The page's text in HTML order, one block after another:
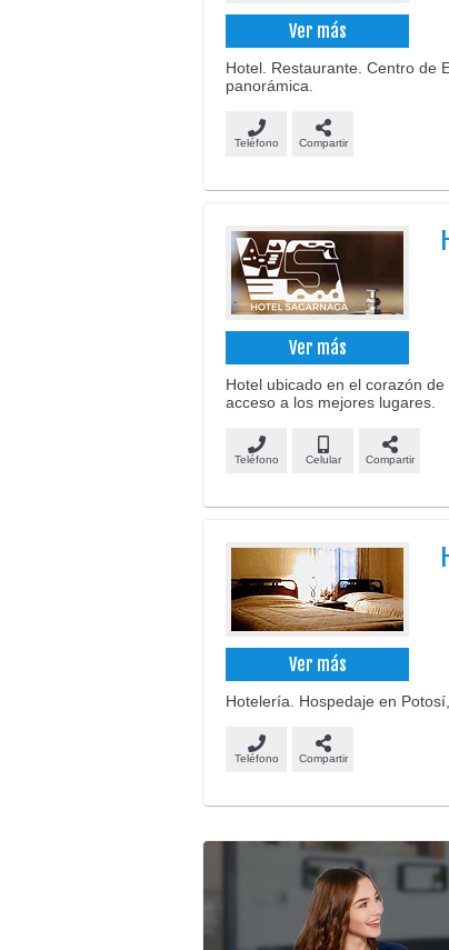
Ver más
Hotel. Restaurante. Centro de
panorámica.
Teléfono Compartir
Ver más
Hotel ubicado en el corazón
acceso a los mejores lugares.
Teléfono Celular Compartir
Ver más
Hotelería. Hospedaje en
Teléfono Compartir